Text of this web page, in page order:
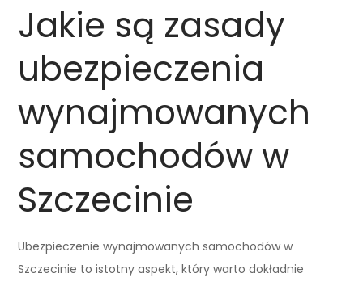
Jakie są zasady
ubezpieczenia
wynajmowanych
samochodów w
Szczecinie
Ubezpieczenie wynajmowanych samochodów w
Szczecinie to istotny aspekt, który warto dokładnie